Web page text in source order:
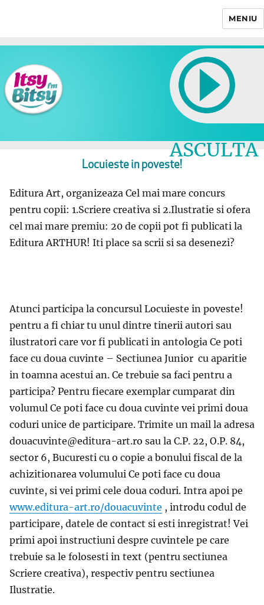
MENIU
ASCULTA
LIVE
Locuieste in poveste!
Editura Art, organizeaza Cel mai mare concurs
pentru copii: 1.Scriere creativa si 2.Ilustratie si ofera
cel mai mare premiu: 20 de copii pot fi publicati la
Editura ARTHUR! Iti place sa scrii si sa desenezi?
Atunci participa la concursul Locuieste in poveste!
pentru a fi chiar tu unul dintre tinerii autori sau
ilustratori care vor fi publicati in antologia Ce poti
face cu doua cuvinte – Sectiunea Junior cu aparitie
in toamna acestui an. Ce trebuie sa faci pentru a
participa? Pentru fiecare exemplar cumparat din
volumul Ce poti face cu doua cuvinte vei primi doua
coduri unice de participare. Trimite un mail la adresa
douacuvinte@editura-art.ro sau la C.P. 22, O.P. 84,
sector 6, Bucuresti cu o copie a bonului fiscal de la
achizitionarea volumului Ce poti face cu doua
cuvinte, si vei primi cele doua coduri. Intra apoi pe
www.editura-art.ro/douacuvinte , introdu codul de
participare, datele de contact si esti inregistrat! Vei
primi apoi instructiuni despre cuvintele pe care
trebuie sa le folosesti in text (pentru sectiunea
Scriere creativa), respectiv pentru sectiunea
Ilustratie.